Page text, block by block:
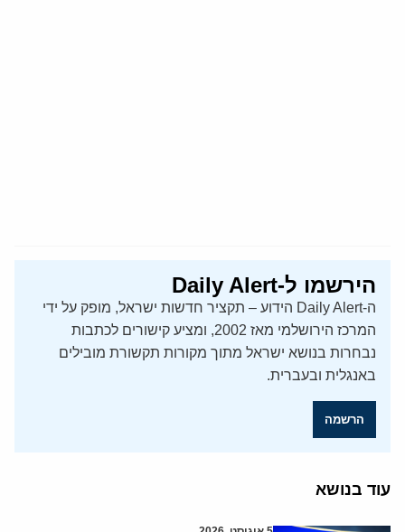
הירשמו ל-Daily Alert
ה-Daily Alert הידוע – תקציר חדשות ישראל, מופק על ידי
המרכז הירושלמי מאז 2002, ומציע קישורים לכתבות
נבחרות בנושא ישראל מתוך מקורות תקשורת מובילים
באנגלית ובעברית.
הרשמה
עוד בנושא